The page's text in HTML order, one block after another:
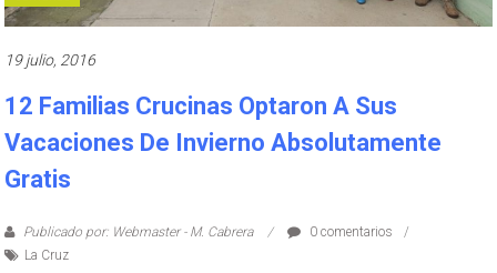
19 julio, 2016
12 Familias Crucinas Optaron A Sus
Vacaciones De Invierno Absolutamente
Gratis
Publicado por: Webmaster - M. Cabrera
0 comentarios
La Cruz